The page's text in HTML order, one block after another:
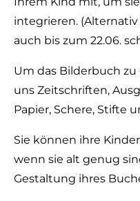
integrieren.
auch bis zum 22.06.
Um das Bilderbuch
uns Zeitschriften,
Papier, Schere, Stifte
Sie können ihre
wenn sie alt genug
Gestaltung ihres